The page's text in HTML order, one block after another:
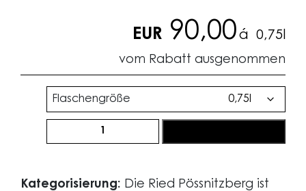
EUR 90,00 á 0,75l
vom Rabatt ausgenommen
Flaschengröße
Pössnitzberger
l
Kategorisierung: Die Ried Pössnitzberg ist